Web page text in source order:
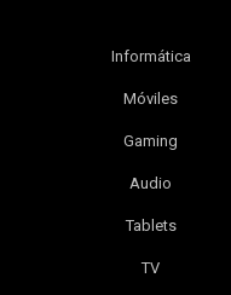
Informática
Móviles
Gaming
Audio
Tablets
TV